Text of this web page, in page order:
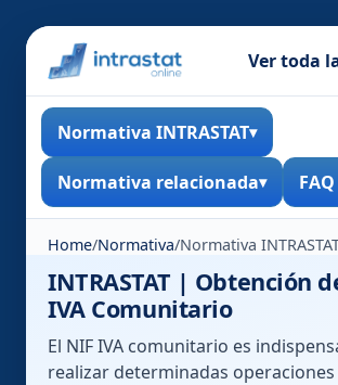
Ver toda
Normativa INTRASTAT
Normativa relacionada FAQ
Home/Normativa/Normativa
INTRASTAT | Obtención
IVA Comunitario
El NIF IVA comunitario es
realizar determinadas operaciones